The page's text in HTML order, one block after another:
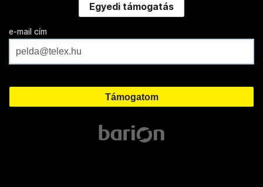
Egyedi támogatás
e-mail cím